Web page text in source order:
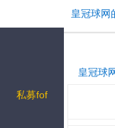
-皇冠球
私募fof
皇冠球网
皇冠球